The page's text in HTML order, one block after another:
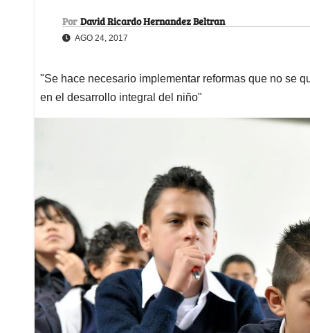
Por David Ricardo Hernandez Beltran
AGO 24, 2017
"Se hace necesario implementar reformas que no se
en el desarrollo integral del niño"